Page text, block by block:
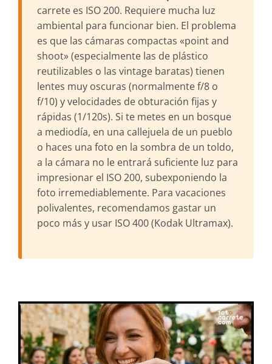
carrete es ISO 200. Requiere mucha luz
ambiental para funcionar bien. El problema
es que las cámaras compactas «point and
shoot» (especialmente las de plástico
reutilizables o las vintage baratas) tienen
lentes muy oscuras (normalmente f/8 o
f/10) y velocidades de obturación fijas y
rápidas (1/120s). Si te metes en un bosque
a mediodía, en una callejuela de un pueblo
o haces una foto en la sombra de un toldo,
a la cámara no le entrará suficiente luz para
impresionar el ISO 200, subexponiendo la
foto irremediablemente. Para vacaciones
polivalentes, recomendamos gastar un
poco más y usar ISO 400 (Kodak Ultramax).